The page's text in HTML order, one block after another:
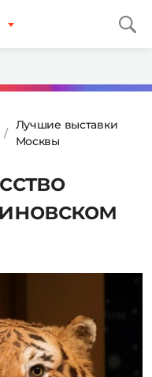
Лучшие выставки
Москвы